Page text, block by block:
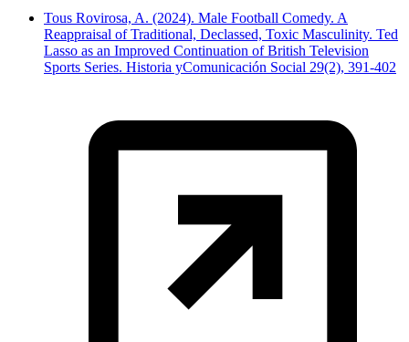
Tous Rovirosa, A. (2024). Male Football Comedy. A
Reappraisal of Traditional, Declassed, Toxic Masculinity. Ted
Lasso as an Improved Continuation of British Television
Sports Series. Historia yComunicación Social 29(2), 391-402